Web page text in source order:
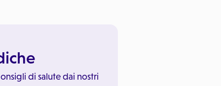
di salute dai nostri